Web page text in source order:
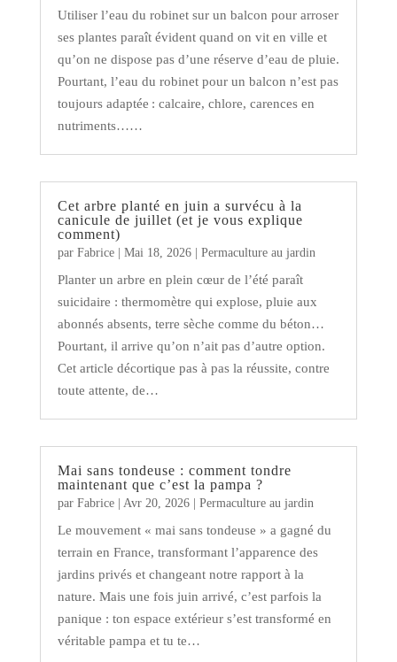
Utiliser l’eau du robinet sur un balcon pour arroser
ses plantes paraît évident quand on vit en ville et
qu’on ne dispose pas d’une réserve d’eau de pluie.
Pourtant, l’eau du robinet pour un balcon n’est pas
toujours adaptée : calcaire, chlore, carences en
nutriments……
Cet arbre planté en juin a survécu à la
canicule de juillet (et je vous explique
comment)
par Fabrice| Mai 18, 2026| Permaculture au jardin
Planter un arbre en plein cœur de l’été paraît
suicidaire : thermomètre qui explose, pluie aux
abonnés absents, terre sèche comme du béton…
Pourtant, il arrive qu’on n’ait pas d’autre option.
Cet article décortique pas à pas la réussite, contre
toute attente, de…
Mai sans tondeuse : comment tondre
maintenant que c’est la pampa ?
par Fabrice| Avr 20, 2026| Permaculture au jardin
Le mouvement « mai sans tondeuse » a gagné du
terrain en France, transformant l’apparence des
jardins privés et changeant notre rapport à la
nature. Mais une fois juin arrivé, c’est parfois la
panique : ton espace extérieur s’est transformé en
véritable pampa et tu te…